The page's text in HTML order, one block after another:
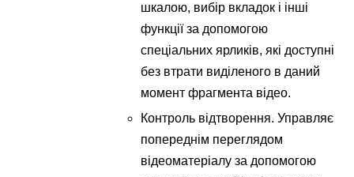
шкалою, вибір вкладок і інші
функції за допомогою
спеціальних ярликів, які доступні
без втрати виділеного в даний
момент фрагмента відео.
Контроль відтворення. Управляє
попереднім переглядом
відеоматеріалу за допомогою